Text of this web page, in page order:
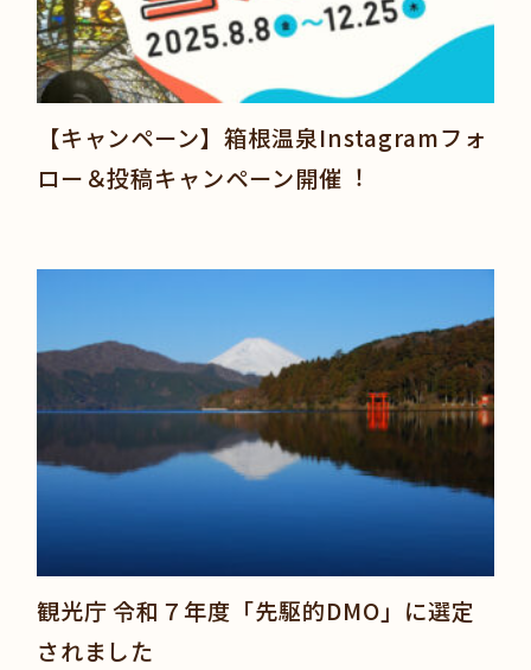
【キャンペーン】箱根温泉Instagramフォ
ロー＆投稿キャンペーン開催︕
観光庁 令和７年度「先駆的DMO」に選定
されました